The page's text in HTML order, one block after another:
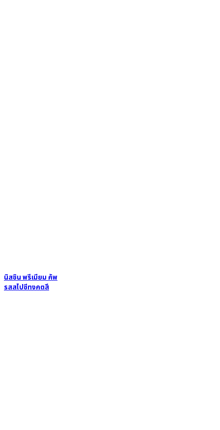
นิสชิน พรีเมียม คัพ
รสสไปซีทงคตสึ